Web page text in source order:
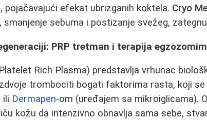
pojačavajući efekat ubrizganih koktela. Cryo
, smanjenje sebuma i postizanje svežeg,
PRP tretman i terapija
Rich Plasma) predstavlja vrhunac
trombociti bogati faktorima rasta, koji
ili Dermapen-om (uređajem sa mikroiglicama).
kožu da intenzivno obnavlja sama sebe,